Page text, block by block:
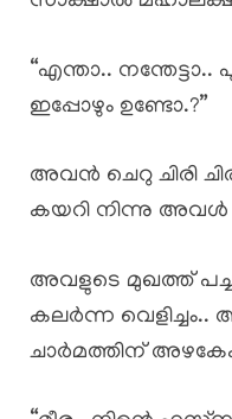
“എന്താ..
ഇപ്പോഴും ഉണ്ടോ.?”
അവൻ ചെറു ചിരി
കയറി നിന്നു അവൾ
അവളുടെ മുഖത്ത്
കലർന്ന
ചാർമത്തിന്